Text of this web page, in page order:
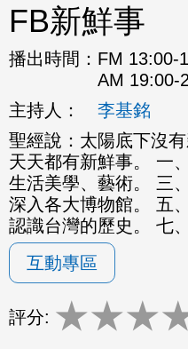
FB新鮮事
播出時間： FM 13:00-
AM 19:00-
主持人：
李基銘
聖經說：太陽底下沒
天天都有新鮮事。 一
生活美學、藝術。 三
深入各大博物館。 五
認識台灣的歷史。 七
互動專區
評分: ★★★